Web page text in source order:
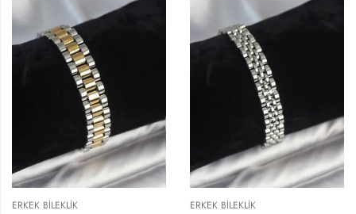
ERKEK BILEKLIK ERKEK BILEKLIK